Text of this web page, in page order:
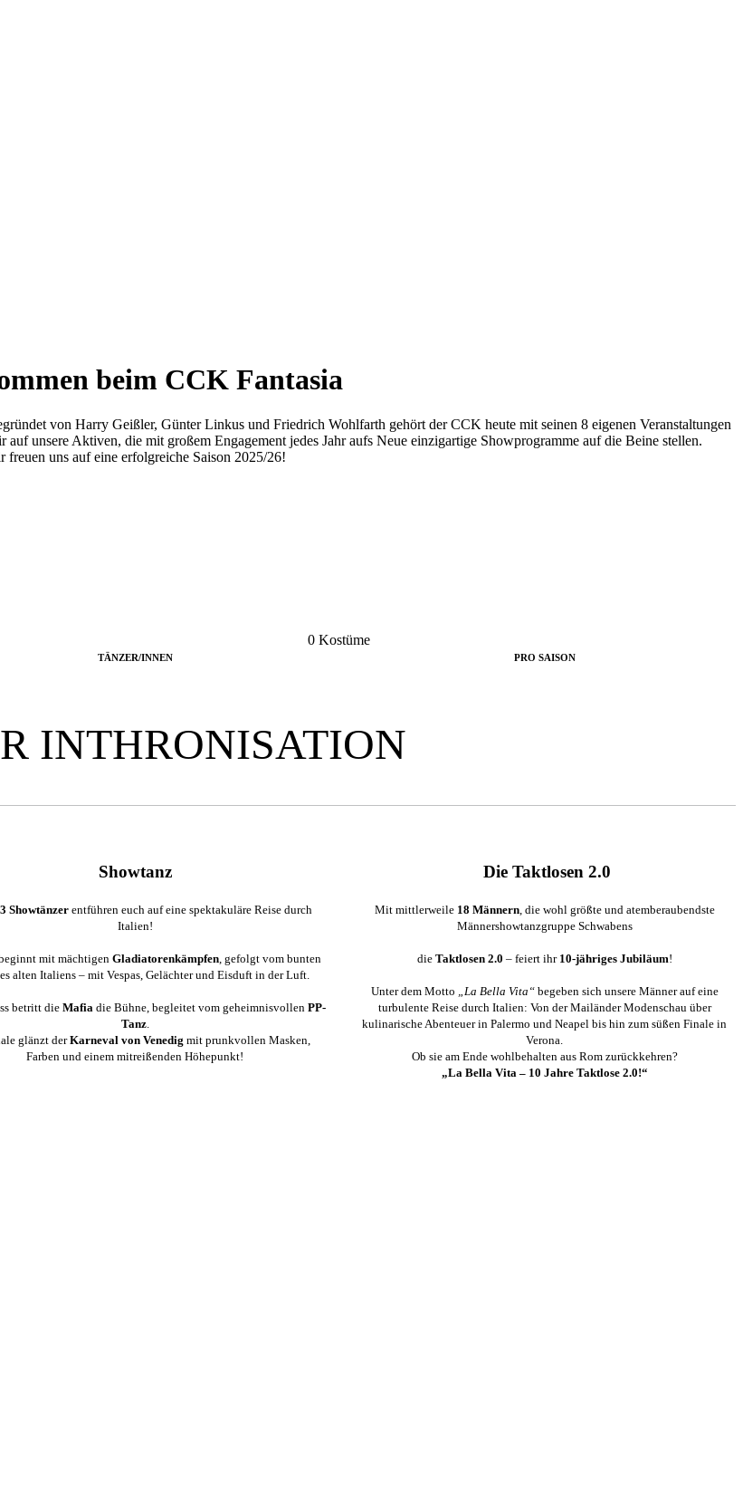
beim CCK Fantasia
von Harry Geißler, Günter Linkus und Friedrich Wohlfarth gehört der CCK heute mit seinen 8 eigenen Veranstaltungen
unsere Aktiven, die mit großem Engagement jedes Jahr aufs Neue einzigartige Showprogramme auf die Beine stellen.
freuen uns auf eine erfolgreiche Saison 2025/26!
TÄNZER/INNEN
0 Kostüme
PRO SAISON
INTHRONISATION
Showtanz
Showtänzer entführen euch auf eine spektakuläre Reise durch
Italien!
mit mächtigenGladiatorenkämpfen, gefolgt vom bunten
alten Italiens – mit Vespas, Gelächter und Eisduft in der Luft.
betritt dieMafiadie Bühne, begleitet vom geheimnisvollen PP-
Tanz.
glänzt derKarneval von Venedig mit prunkvollen Masken,
Farben und einem mitreißenden Höhepunkt!
Die Taktlosen 2.0
Mit mittlerweile 18 Männern, die wohl größte und atemberaubendste
Männershowtanzgruppe Schwabens
die Taktlosen 2.0 – feiert ihr 10-jähriges Jubiläum!
Unter dem Motto „La Bella Vita“begeben sich unsere Männer auf eine
turbulente Reise durch Italien: Von der Mailänder Modenschau über
kulinarische Abenteuer in Palermo und Neapel bis hin zum süßen Finale in
Verona.
Ob sie am Ende wohlbehalten aus Rom zurückkehren?
„La Bella Vita – 10 Jahre Taktlose 2.0!“